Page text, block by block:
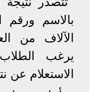
بالاسم ورقم
الآلاف من
يرغب
الاستعلام عن